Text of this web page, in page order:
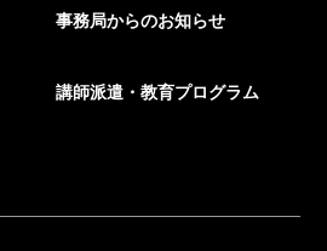
事務局からのお知らせ
講師派遣・教育プログラム